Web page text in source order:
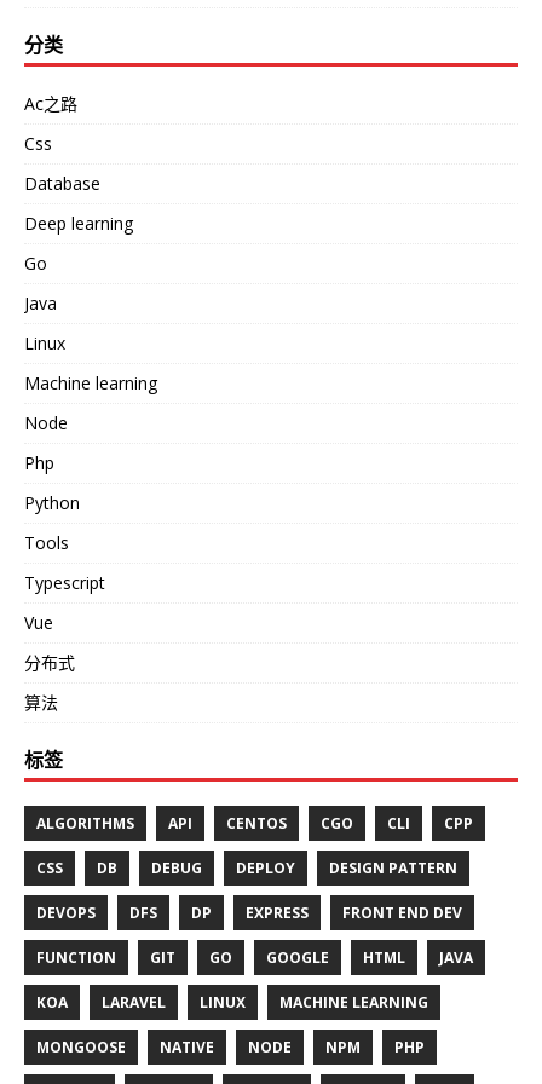
分类
Ac之路
Css
Database
Deep learning
Go
Java
Linux
Machine learning
Node
Php
Python
Tools
Typescript
Vue
分布式
算法
标签
ALGORITHMS API CENTOS CGO CLI CPP
CSS DB DEBUG DEPLOY DESIGN PATTERN
DEVOPS DFS DP EXPRESS FRONT END DEV
FUNCTION GIT GO GOOGLE HTML JAVA
KOA LARAVEL LINUX MACHINE LEARNING
MONGOOSE NATIVE NODE NPM PHP